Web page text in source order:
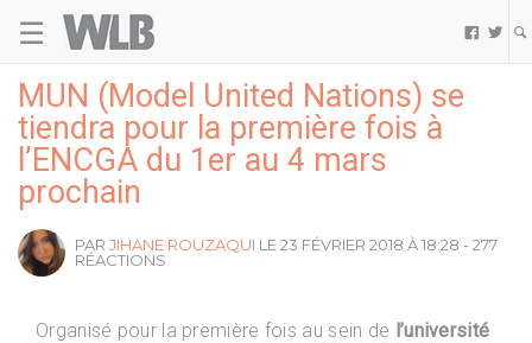
☰  
MUN (Model United Nations) se
tiendra pour la première fois à
l’ENCGA du 1er au 4 mars
prochain
PAR JIHANE ROUZAQUI LE 23 FÉVRIER 2018 À 18:28 - 277
RÉACTIONS
Organisé pour la première fois au sein de l’université